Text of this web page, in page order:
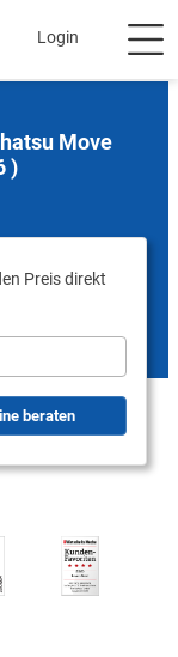
Login
Move
)
Preis direkt
beraten